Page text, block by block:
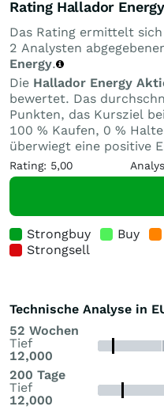
Rating Hallador
Das Rating ermittelt
2 Analysten
Energy.
Die Hallador Energy
bewertet. Das
Punkten, das Kursziel
100 % Kaufen, 0 %
überwiegt eine positive
Rating: 5,00
Strongbuy Buy
Strongsell
Technische Analyse in
52 Wochen
Tief
12,000
200 Tage
Tief
12,000